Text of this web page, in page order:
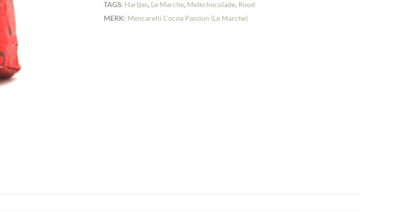
TAGS: Hartjes, Le Marche, Melkchocolade, Rood
MERK: Mencarelli Cocoa Passion (Le Marche)